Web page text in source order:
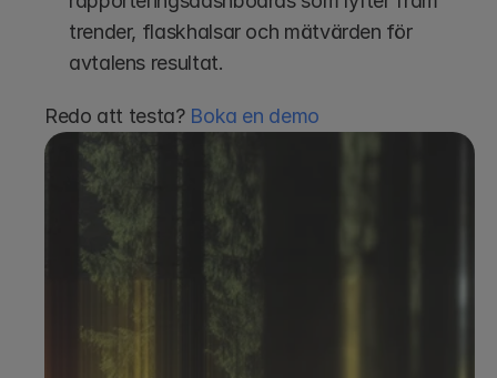
trender, flaskhalsar och mätvärden för
avtalens resultat.
Redo att testa? Boka en demo